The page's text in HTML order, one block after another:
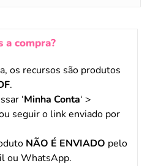
a compra?
os recursos são produtos
.
‘Minha Conta‘ >
seguir o link enviado por
NÃO É ENVIADO pelo
ou WhatsApp.